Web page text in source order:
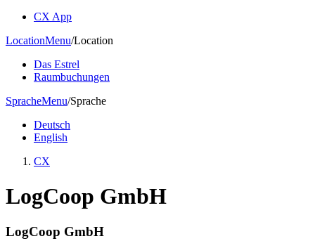
CX App
LocationMenu/Location
Das Estrel
Raumbuchungen
SpracheMenu/Sprache
Deutsch
English
CX
LogCoop GmbH
LogCoop GmbH